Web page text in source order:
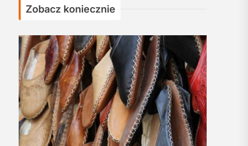
Zobacz koniecznie